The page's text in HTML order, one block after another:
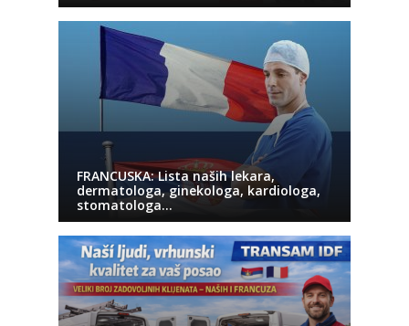
FRANCUSKA: Lista naših lekara,
dermatologa, ginekologa, kardiologa,
stomatologa…